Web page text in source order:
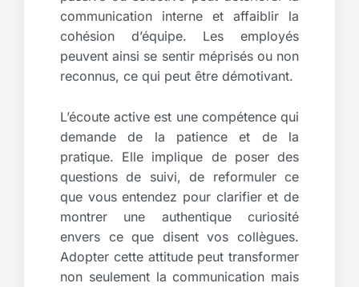
communication interne et affaiblir la
cohésion d’équipe. Les employés
peuvent ainsi se sentir méprisés ou non
reconnus, ce qui peut être démotivant.
L’écoute active est une compétence qui
demande de la patience et de la
pratique. Elle implique de poser des
questions de suivi, de reformuler ce
que vous entendez pour clarifier et de
montrer une authentique curiosité
envers ce que disent vos collègues.
Adopter cette attitude peut transformer
non seulement la communication mais